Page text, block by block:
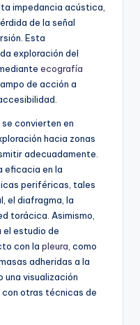
impedancia acústica,
de la señal
Esta
exploración del
ecografía
de acción a
convierten en
hacia zonas
adecuadamente.
eficacia en la
periféricas, tales
el diafragma, la
torácica. Asimismo,
estudio de
con la pleura, como
adheridas a la
una visualización
otras técnicas de